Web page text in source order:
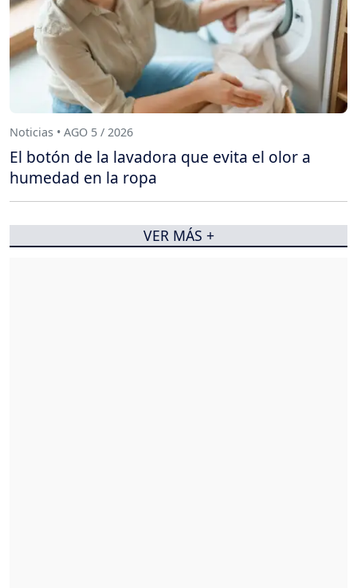
Noticias • AGO 5 / 2026
El botón de la lavadora que evita el olor a
humedad en la ropa
VER MÁS +